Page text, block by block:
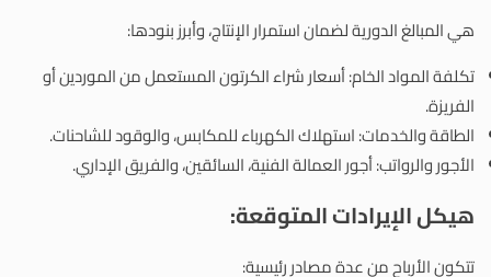
هي المبالغ الدورية لضمان استمرار الإنتاج، وأبرز بنودها:
تكلفة المواد الخام: أسعار شراء الكرتون المستعمل من الموردين أو
الفريزة.
الطاقة والخدمات: استهلاك الكهرباء للمكابس، والوقود للشاحنات.
الأجور والرواتب: أجور العمالة الفنية، السائقين، والفريق الإداري.
هيكل الإيرادات المتوقعة:
تتكون الأرباح من عدة مصادر رئيسية: